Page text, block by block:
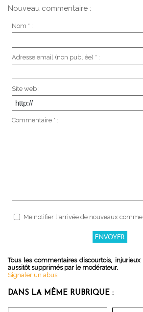
Nouveau commentaire :
Nom * :
Adresse email (non publiée) * :
Site web :
Commentaire * :
Me notifier l'arrivée de nouveaux
Tous les commentaires discourtois,
aussitôt supprimés par le modérateur.
Signaler un abus
DANS LA MÊME RUBRIQUE :